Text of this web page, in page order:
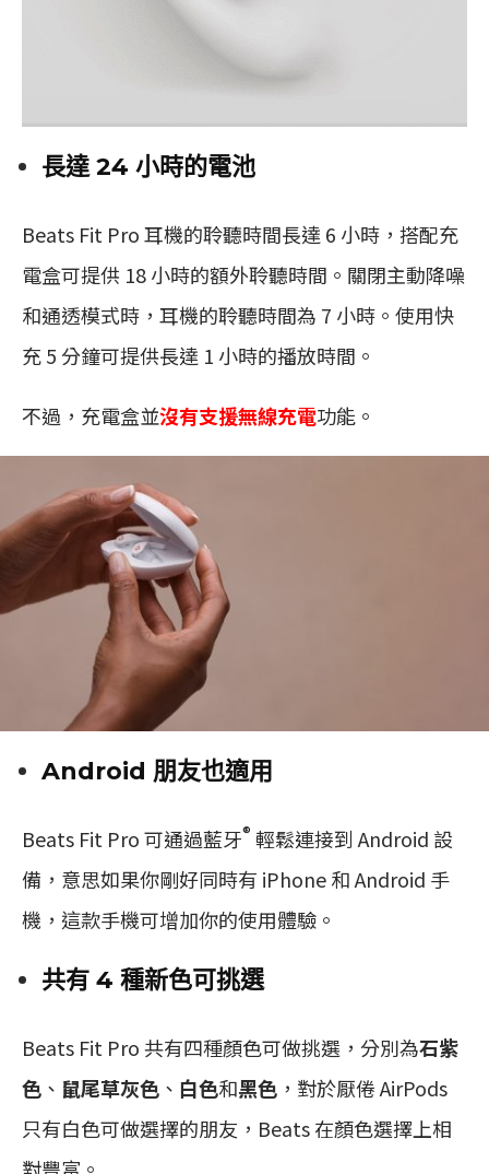
長達 24 小時的電池
Beats Fit Pro 耳機的聆聽時間長達 6 小時，搭配充
電盒可提供 18 小時的額外聆聽時間。關閉主動降噪
和通透模式時，耳機的聆聽時間為 7 小時。使用快
充 5 分鐘可提供長達 1 小時的播放時間。
不過，充電盒並沒有支援無線充電功能。
Android 朋友也適用
Beats Fit Pro 可通過藍牙® 輕鬆連接到 Android 設
備，意思如果你剛好同時有 iPhone 和 Android 手
機，這款手機可增加你的使用體驗。
共有 4 種新色可挑選
Beats Fit Pro 共有四種顏色可做挑選，分別為石紫
色 、 鼠尾草灰色 、 白色和黑色 ，對於厭倦 AirPods
只有白色可做選擇的朋友，Beats 在顏色選擇上相
對豐富。